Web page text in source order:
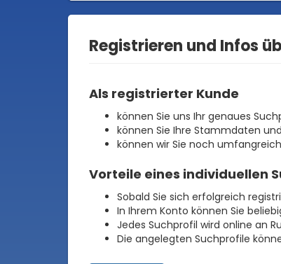
Registrieren und Infos
Als registrierter Kunde
können Sie uns Ihr genaues
können Sie Ihre Stammdaten
können wir Sie noch
Vorteile eines individuellen
Sobald Sie sich erfolgreich
In Ihrem Konto können Sie
Jedes Suchprofil wird online an
Die angelegten Suchprofile